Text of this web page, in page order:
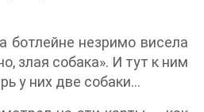
ботлейне незримо висела
злая собака». И тут к ним
у них две собаки…